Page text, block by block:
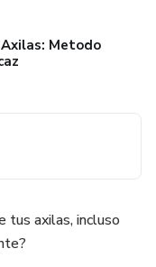
Metodo
tus axilas, incluso